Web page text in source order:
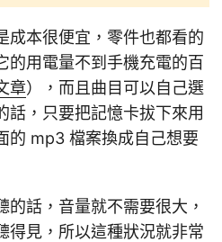
成本很便宜，零件也都看的
的用電量不到手機充電的百
章），而且曲目可以自己選
話，只要把記憶卡拔下來用
的 mp3 檔案換成自己想要
話，音量就不需要很大，
得見，所以這種狀況就非常